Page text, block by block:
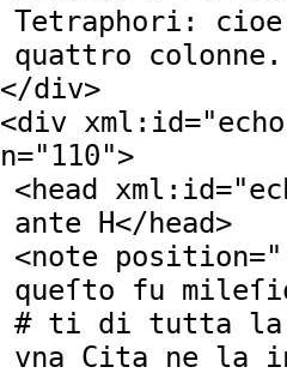
Tetraphori:
quattro
</div>
<div xml:id="
n="110">
<head xml:id="
ante H</head>
<note position="
queſto fu
# ti di tutta la
vna Cita ne la